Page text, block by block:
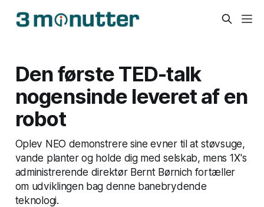
Den første TED-talk
nogensinde leveret af en
robot
Oplev NEO demonstrere sine evner til at støvsuge,
vande planter og holde dig med selskab, mens 1X's
administrerende direktør Bernt Børnich fortæller
om udviklingen bag denne banebrydende
teknologi.